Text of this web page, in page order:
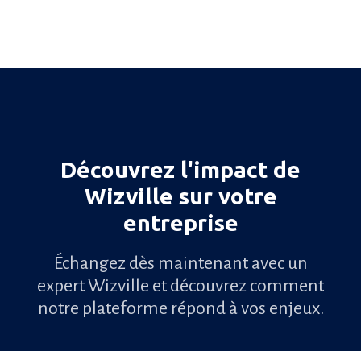
Découvrez l'impact de
Wizville sur votre
entreprise
Échangez dès maintenant avec un
expert Wizville et découvrez comment
notre plateforme répond à vos enjeux.